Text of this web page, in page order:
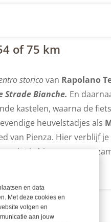
en data
Met deze cookies en
volgen en
aan jouw
of 75 km
storicovan Rapolano
Strade Bianche. En
kastelen, waarna de
heuvelstadjes als
van Pienza. Hier verblijf
geniet je hier van een